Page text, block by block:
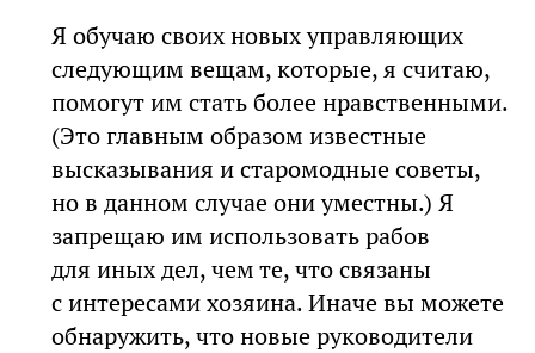
Я обучаю своих новых управляющих
следующим вещам, которые, я считаю,
помогут им стать более нравственными.
(Это главным образом известные
высказывания и старомодные советы,
но в данном случае они уместны.) Я
запрещаю им использовать рабов
для иных дел, чем те, что связаны
с интересами хозяина. Иначе вы можете
обнаружить, что новые руководители